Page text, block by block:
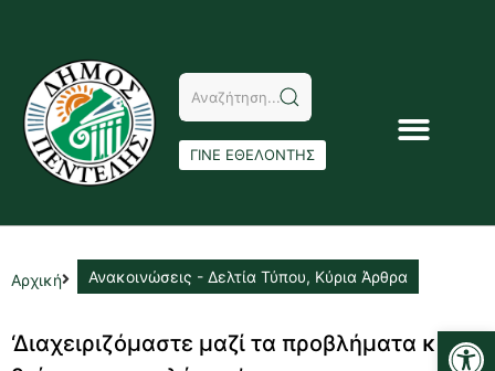
ΓΙΝΕ ΕΘΕΛΟΝΤΗΣ
Αρχική Ανακοινώσεις - Δελτία Τύπου, Κύρια Άρθρα
‘Διαχειριζόμαστε μαζί τα προβλήματα και